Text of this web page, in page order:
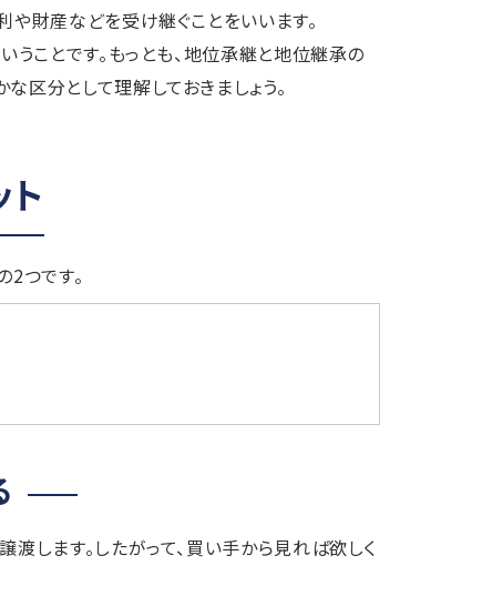
や財産などを受け継ぐことをいいます。
うことです。もっとも、地位承継と地位継承の
区分として理解しておきましょう。
つです。
します。したがって、買い手から見れば欲しく